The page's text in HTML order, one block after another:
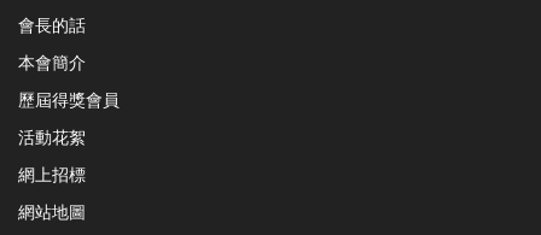
會長的話
本會簡介
歷屆得獎會員
活動花絮
網上招標
網站地圖